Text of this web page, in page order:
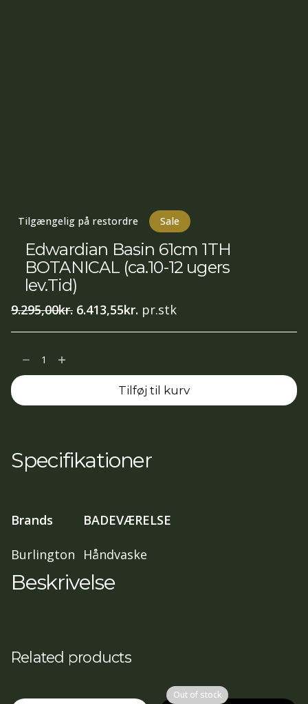
Tilgængelig på restordre Sale
Edwardian Basin 61cm 1TH
BOTANICAL (ca.10-12 ugers
lev.Tid)
9.295,00kr. Den
oprindelige
9.295,00kr..
6.413,55kr. Den
aktuelle
6.413,55kr..
pr.stk
Edwardian
Basin
61cm
(ca.10-
12
antal
Tilføj til kurv
Specifikationer
Brands BADEVÆRELSE
Burlington Håndvaske
Beskrivelse
Related products
Out of stock